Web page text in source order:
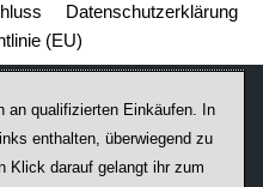
Datenschutzerklärung
(EU)
an qualifizierten Einkäufen. In
enthalten, überwiegend zu
Klick darauf ge­lan­gt ihr zum